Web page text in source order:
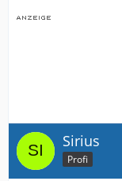
Sirius
Profi